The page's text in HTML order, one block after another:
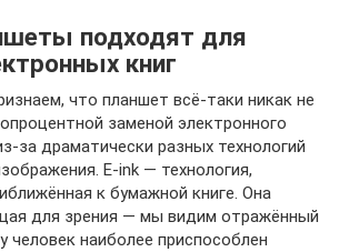
подходят для
книг
что планшет всё-таки никак не
заменой электронного
за драматически разных технологий
E-ink — технология,
к бумажной книге. Она
для зрения — мы видим отражённый
человек наиболее приспособлен